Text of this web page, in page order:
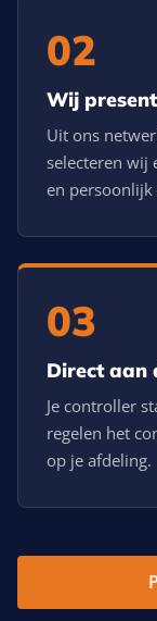
02
Wij
Uit ons
selecteren wij
en persoonlijk
03
Direct aan
Je controller
regelen het
op je afdeling.